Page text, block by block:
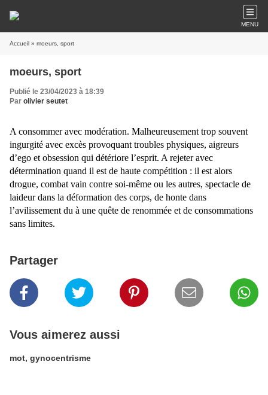
MENU
Accueil » moeurs, sport
moeurs, sport
Publié le 23/04/2023 à 18:39
Par olivier seutet
A consommer avec modération. Malheureusement trop souvent
ingurgité avec excès provoquant troubles physiques, aigreurs
d’ego et obsession qui détériore l’esprit. A rejeter avec
détermination quand il est de haute compétition : il est alors
drogue, combat vain contre soi-même ou les autres, spectacle de
laideur dans la déformation des corps, de honte dans
l’avilissement du à une quête de renommée et de consommations
sans limites.
Partager
Vous aimerez aussi
mot, gynocentrisme